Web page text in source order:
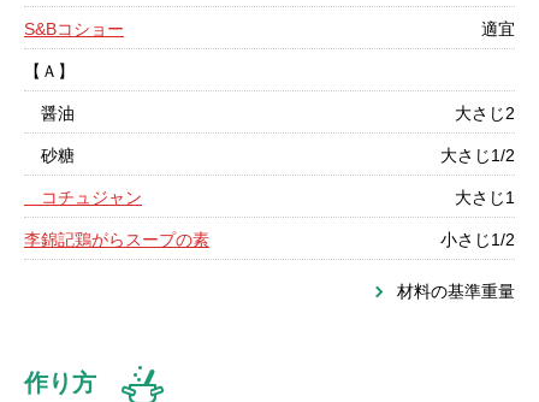
S&Bコショー 適宜
【Ａ】
醤油 大さじ2
砂糖 大さじ1/2
コチュジャン 大さじ1
李錦記鶏がらスープの素 小さじ1/2
材料の基準重量
作り方